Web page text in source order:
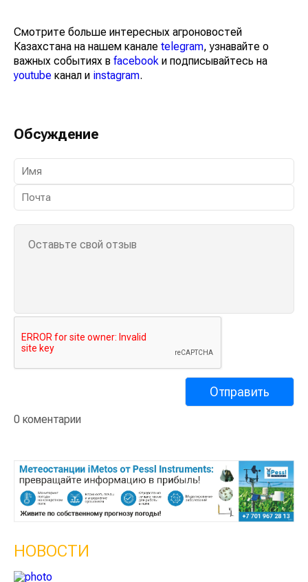
Смотрите больше интересных агроновостей
Казахстана на нашем канале telegram, узнавайте о
важных событиях в facebook и подписывайтесь на
youtube канал и instagram.
Обсуждение
0 коментарии
НОВОСТИ